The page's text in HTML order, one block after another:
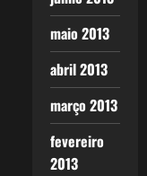
maio 2013
abril 2013
março 2013
fevereiro
2013